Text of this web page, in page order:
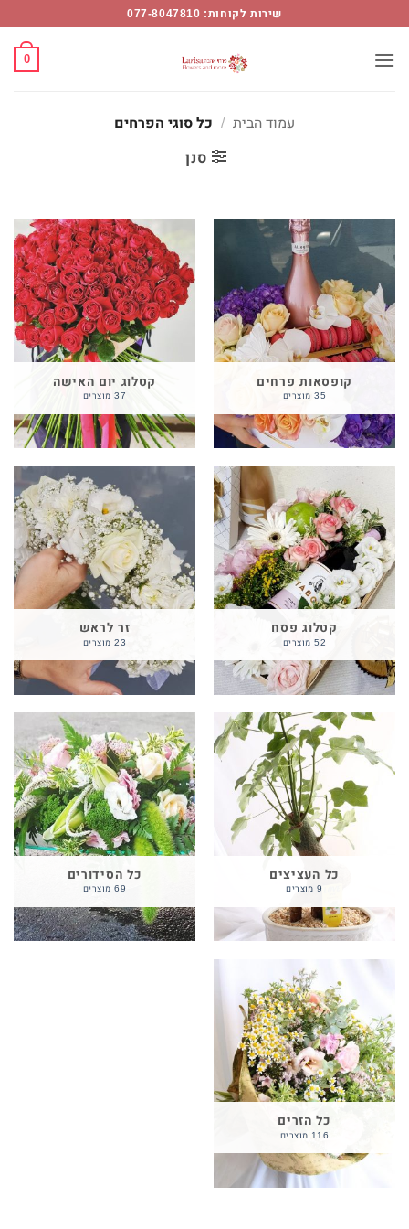
סוגי
content
שירות לקוחות: 077-8047810
0
עמוד הבית / כל סוגי הפרחים
סנן
קופסאות פרחים
35 מוצרים
קטלוג יום האישה
37 מוצרים
קטלוג פסח
52 מוצרים
זר לראש
23 מוצרים
כל העציצים
9 מוצרים
כל הסידורים
69 מוצרים
כל הזרים
116 מוצרים